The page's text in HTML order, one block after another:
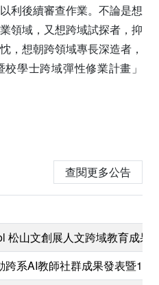
利後續審查作業。不論是想
領域，又想跨域試探者，抑
，想朝跨領域專長深造者，
學士跨域彈性修業計畫」
查閱更多公告
松山文創展人文跨域教育成果
跨系AI教師社群成果發表暨